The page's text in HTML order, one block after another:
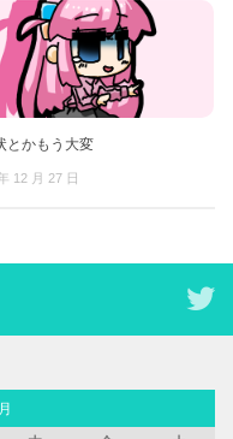
とかもう大変
12 月 27 日